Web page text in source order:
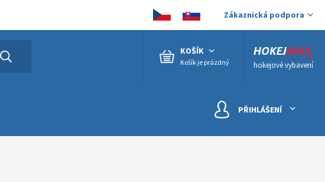
Zákaznická podpora
hokejové vybavení
KOŠÍK
Košík je prázdný
PŘIHLÁŠENÍ